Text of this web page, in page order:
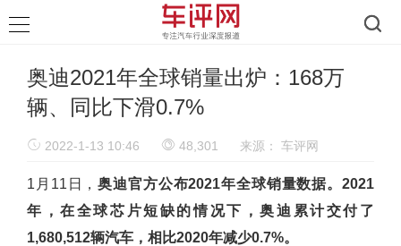
奥迪2021年全球销量出炉：168万
辆、同比下滑0.7%
2022-1-13 10:46 48,301 来源： 车评网
1月11日，奥迪官方公布2021年全球销量数据。2021
年，在全球芯片短缺的情况下，奥迪累计交付了
1,680,512辆汽车，相比2020年减少0.7%。